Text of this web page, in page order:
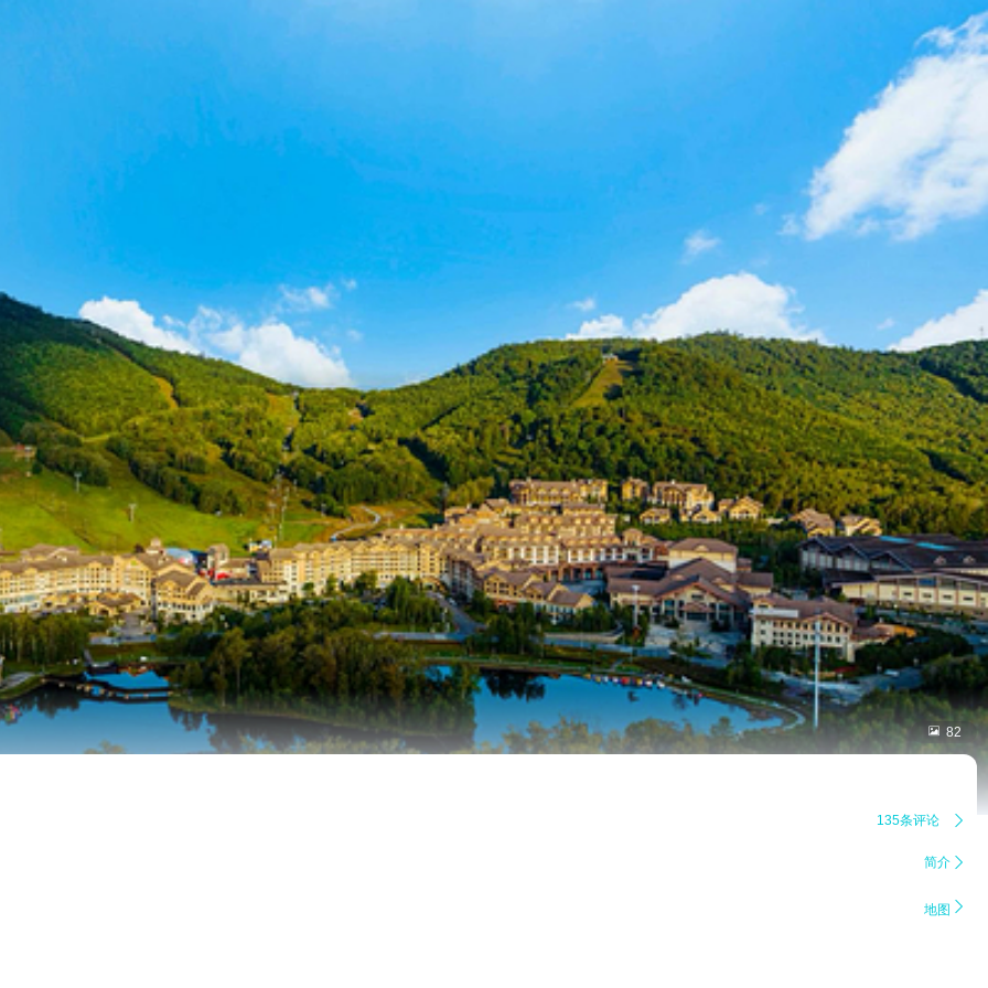
 82
135条评论 
简介 
地图 